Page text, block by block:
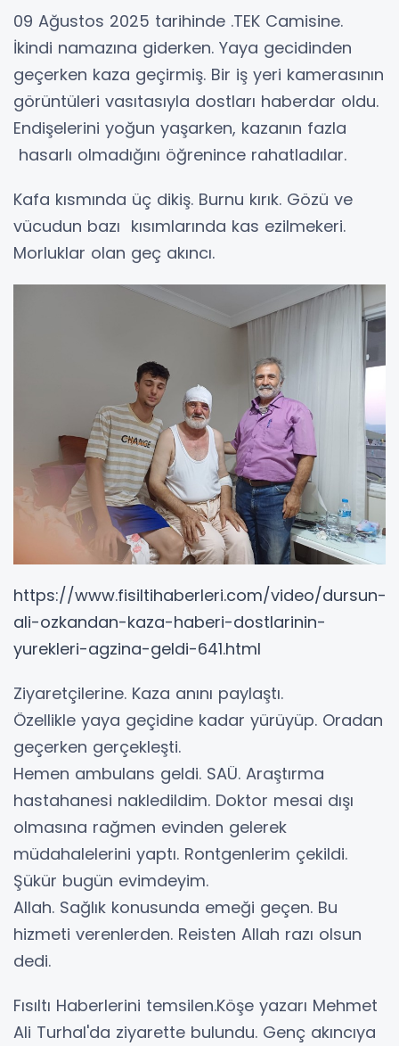
09 Ağustos 2025 tarihinde .TEK Camisine.
İkindi namazına giderken. Yaya gecidinden
geçerken kaza geçirmiş. Bir iş yeri kamerasının
görüntüleri vasıtasıyla dostları haberdar oldu.
Endişelerini yoğun yaşarken, kazanın fazla
hasarlı olmadığını öğrenince rahatladılar.
Kafa kısmında üç dikiş. Burnu kırık. Gözü ve
vücudun bazı kısımlarında kas ezilmekeri.
Morluklar olan geç akıncı.
https://www.fisiltihaberleri.com/video/dursun-
ali-ozkandan-kaza-haberi-dostlarinin-
yurekleri-agzina-geldi-641.html
Ziyaretçilerine. Kaza anını paylaştı.
Özellikle yaya geçidine kadar yürüyüp. Oradan
geçerken gerçekleşti.
Hemen ambulans geldi. SAÜ. Araştırma
hastahanesi nakledildim. Doktor mesai dışı
olmasına rağmen evinden gelerek
müdahalelerini yaptı. Rontgenlerim çekildi.
Şükür bugün evimdeyim.
Allah. Sağlık konusunda emeği geçen. Bu
hizmeti verenlerden. Reisten Allah razı olsun
dedi.
Fısıltı Haberlerini temsilen.Köşe yazarı Mehmet
Ali Turhal'da ziyarette bulundu. Genç akıncıya